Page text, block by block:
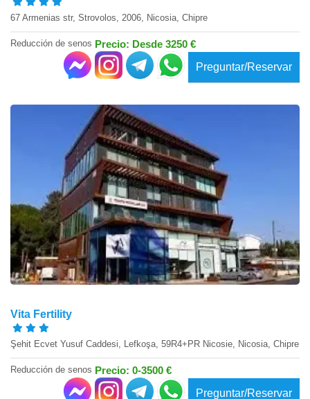
67 Armenias str, Strovolos, 2006, Nicosia, Chipre
Reducción de senos Precio: Desde 3250 €
Preguntar/Reservar
Vita Fertility
Şehit Ecvet Yusuf Caddesi, Lefkoşa, 59R4+PR Nicosie, Nicosia, Chipre
Reducción de senos Precio: 0-3500 €
Preguntar/Reservar